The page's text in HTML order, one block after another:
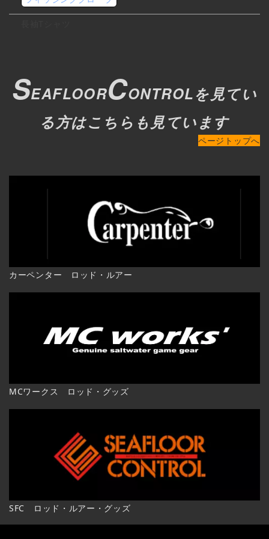
SEAFLOORCONTROLを見てい
る方はこちらも見ています
ページトップへ
カーペンター ロッド・ルアー
MCワークス ロッド・グッズ
SFC ロッド・ルアー・グッズ